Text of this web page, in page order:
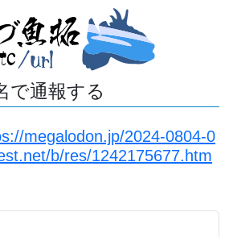
で通報する
megalodon.jp/2024-0804-0
b/res/1242175677.htm